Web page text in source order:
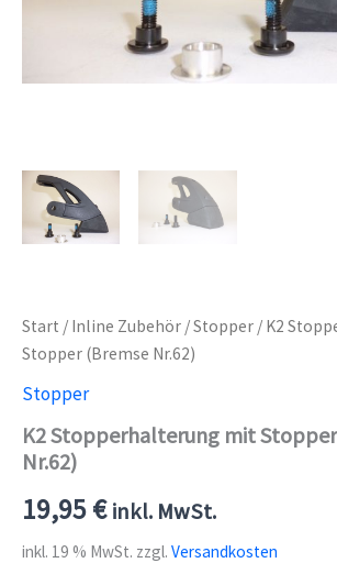
Start / Inline Zubehör /Stopper / K2
Stopper (Bremse Nr.62)
Stopper
K2 Stopperhalterung mit
Nr.62)
19,95€ inkl. MwSt.
inkl. 19 % MwSt. zzgl. Versandkosten